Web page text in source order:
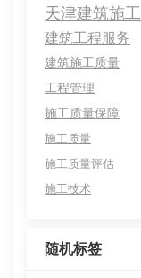
天津建筑施工
建筑工程服务
建筑施工质量
工程管理
施工质量保障
施工质量
施工质量评估
施工技术
随机标签